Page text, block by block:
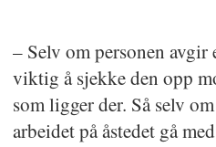
– Selv om personen avgir
viktig å sjekke den opp
som ligger der. Så selv
arbeidet på åstedet gå